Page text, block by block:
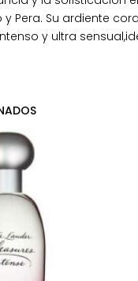
y Pera. Su ardiente
y ultra